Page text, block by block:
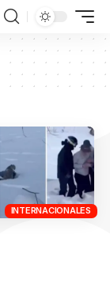
INTERNACIONALES